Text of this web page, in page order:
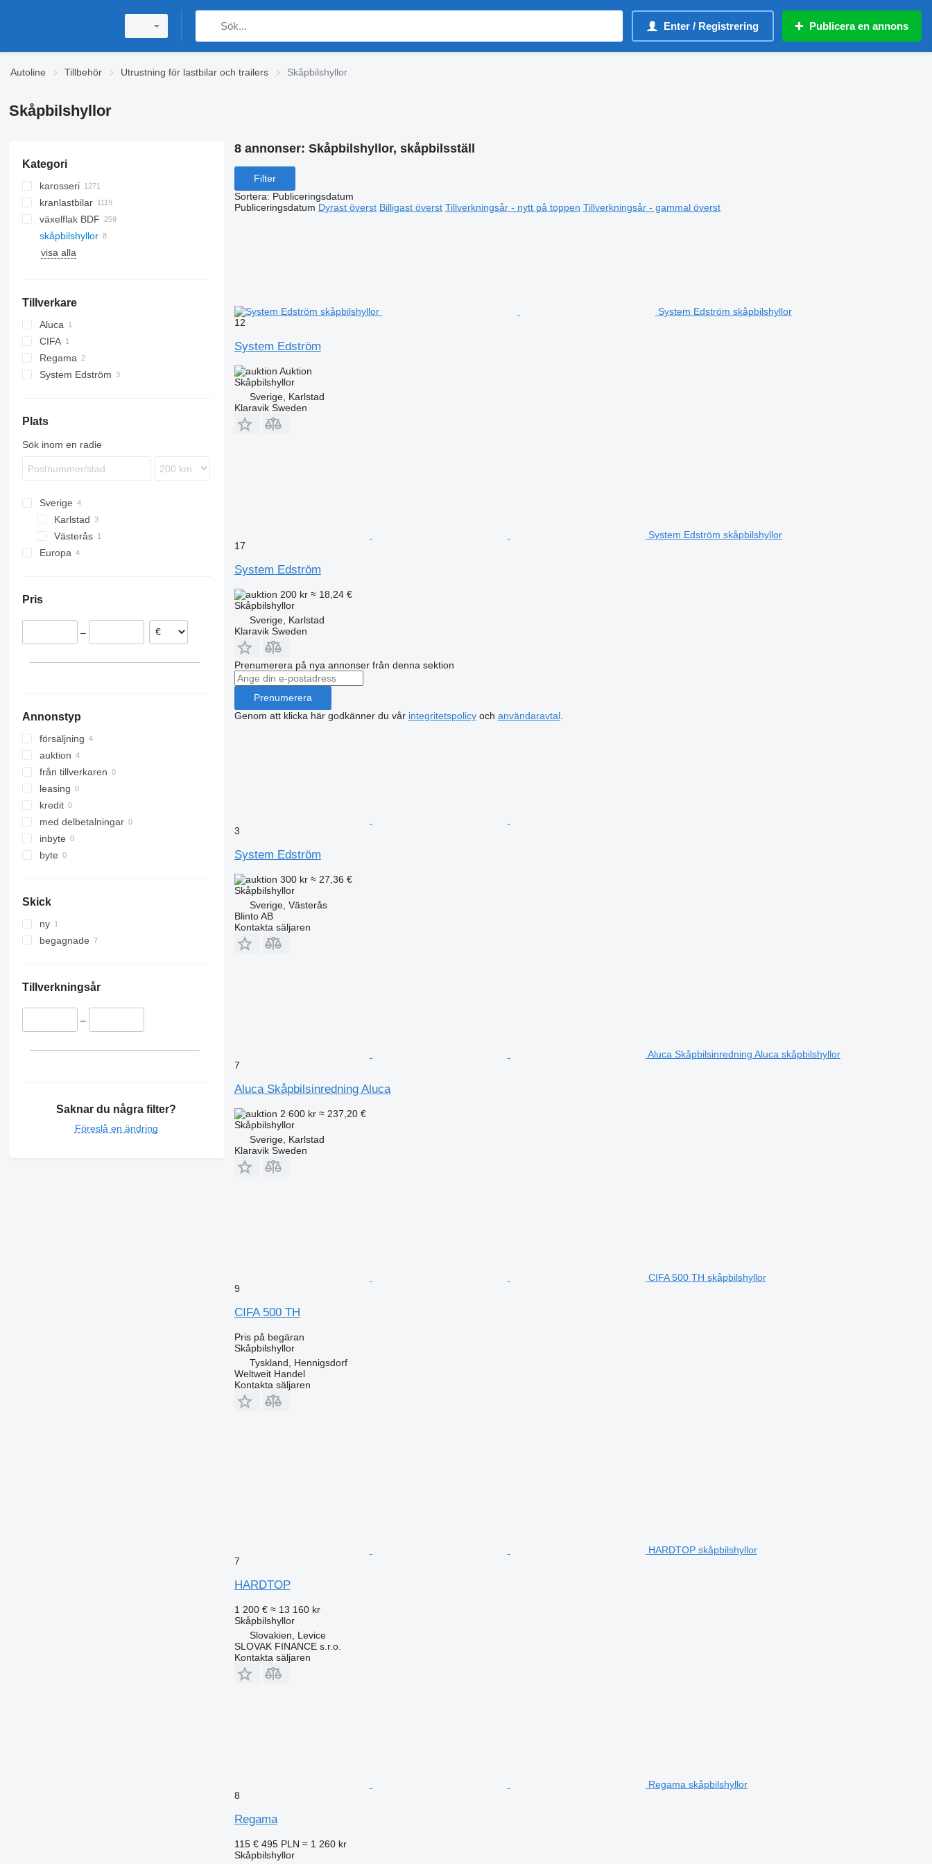
Enter / Registrering Publicera en annons
Autoline Tillbehör Utrustning för lastbilar och trailers Skåpbilshyllor
Skåpbilshyllor
Kategori
karosseri
tippkarosser
lastväxlarlyftar
karosser för sluten lastbil
flaklastbilskarosser
tilt karosser
tankbilsbehållare
liftdumperbehållare
kranlastbilar
växelflak BDF
växelflak skåp
växelflak - gardin
hydrauliska vinschar
telfrar
kabeldragningsvinschar
skåpbilshyllor
visa alla
Tillverkare
Aluca
CIFA
Regama
System Edström
Plats
Sök inom en radie
Sverige
Karlstad
Västerås
Europa
Pris
–
Annonstyp
försäljning
auktion
från tillverkaren
leasing
kredit
med delbetalningar
inbyte
byte
Skick
ny
begagnade
Tillverkningsår
–
Saknar du några filter?
Föreslå en ändring
8 annonser: Skåpbilshyllor, skåpbilsställ
Filter
Sortera: Publiceringsdatum
Publiceringsdatum Dyrast överst Billigast överst Tillverkningsår - nytt på toppen Tillverkningsår - gammal överst
System Edström skåpbilshyllor
12
System Edström
Auktion
Skåpbilshyllor
Sverige, Karlstad
Klaravik Sweden
System Edström skåpbilshyllor
17
System Edström
200 kr ≈ 18,24 €
Skåpbilshyllor
Sverige, Karlstad
Klaravik Sweden
Prenumerera på nya annonser från denna sektion
Prenumerera
Genom att klicka här godkänner du vår integritetspolicyoch användaravtal.
3
System Edström
300 kr ≈ 27,36 €
Skåpbilshyllor
Sverige, Västerås
Blinto AB
Kontakta säljaren
Aluca Skåpbilsinredning Aluca skåpbilshyllor
7
Aluca Skåpbilsinredning Aluca
2 600 kr ≈ 237,20 €
Skåpbilshyllor
Sverige, Karlstad
Klaravik Sweden
CIFA 500 TH skåpbilshyllor
9
CIFA 500 TH
Pris på begäran
Skåpbilshyllor
Tyskland, Hennigsdorf
Weltweit Handel
Kontakta säljaren
HARDTOP skåpbilshyllor
7
HARDTOP
1 200 € ≈ 13 160 kr
Skåpbilshyllor
Slovakien, Levice
SLOVAK FINANCE s.r.o.
Kontakta säljaren
Regama skåpbilshyllor
8
Regama
115 € 495 PLN ≈ 1 260 kr
Skåpbilshyllor